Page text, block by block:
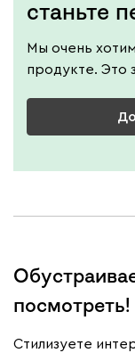
станьте
Мы очень
продукте. Это
посмотреть!
Cтилизуете